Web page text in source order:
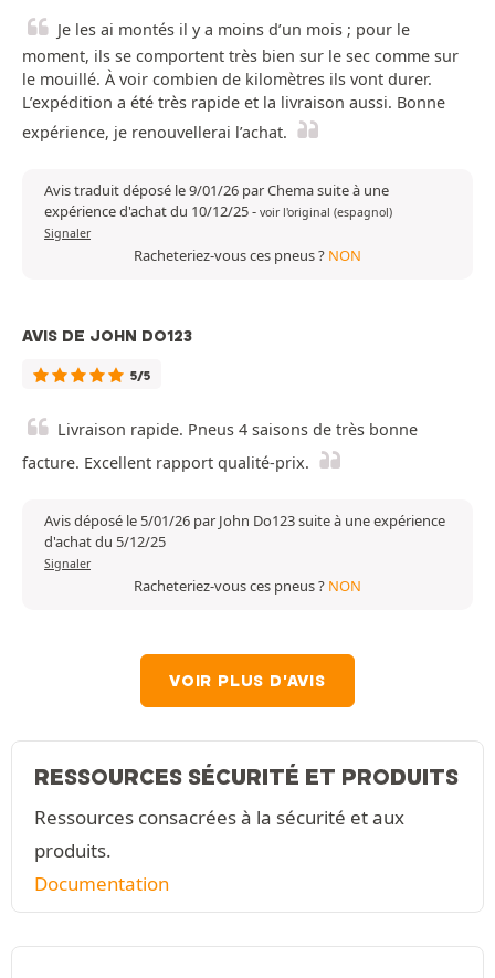
Je les ai montés il y a moins d’un mois ; pour le
moment, ils se comportent très bien sur le sec comme sur
le mouillé. À voir combien de kilomètres ils vont durer.
L’expédition a été très rapide et la livraison aussi. Bonne
expérience, je renouvellerai l’achat.
Avis traduit déposé le 9/01/26 par Chema suite à une
expérience d'achat du 10/12/25- voir l'original (espagnol)
Signaler
Racheteriez-vous ces pneus ? NON
AVIS DE JOHN DO123
5/5
Livraison rapide. Pneus 4 saisons de très bonne
facture. Excellent rapport qualité-prix.
Avis déposé le 5/01/26 par John Do123 suite à une expérience
d'achat du 5/12/25
Signaler
Racheteriez-vous ces pneus ? NON
VOIR PLUS D'AVIS
RESSOURCES SÉCURITÉ ET PRODUITS
Ressources consacrées à la sécurité et aux
produits.
Documentation